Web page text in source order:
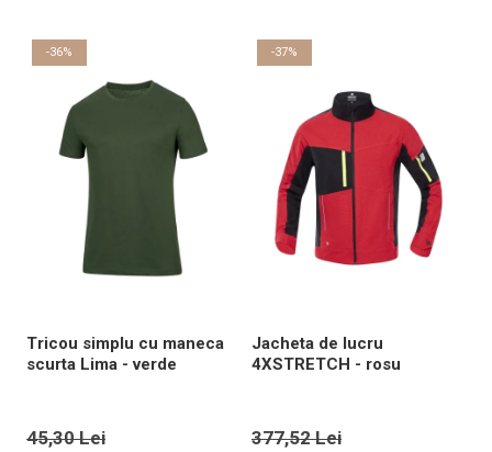
-36%
Tricou simplu cu maneca
scurta Lima - verde
45,30 Lei
-37%
Jacheta de lucru
4XSTRETCH - rosu
377,52 Lei